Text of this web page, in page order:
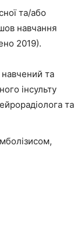
та/або
навчання
2019).
та
інсульту
та